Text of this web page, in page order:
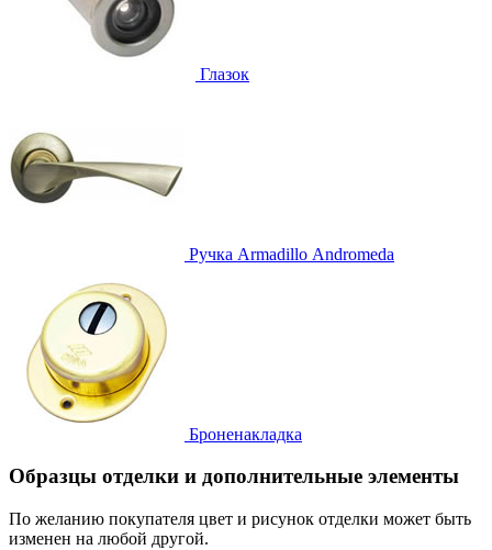
Глазок
Ручка Armadillo Аndromeda
Броненакладка
Образцы отделки и дополнительные элементы
По желанию покупателя цвет и рисунок отделки может быть
изменен на любой другой.